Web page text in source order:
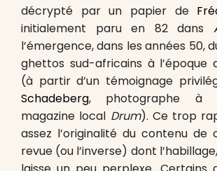
décrypté par un papier de
initialement paru en 82 dans
l’émergence, dans les années 50,
ghettos sud-africains à l’époque
(à partir d’un témoignage
Schadeberg, photographe à
magazine local Drum). Ce trop
assez l’originalité du contenu de
revue (ou l’inverse) dont